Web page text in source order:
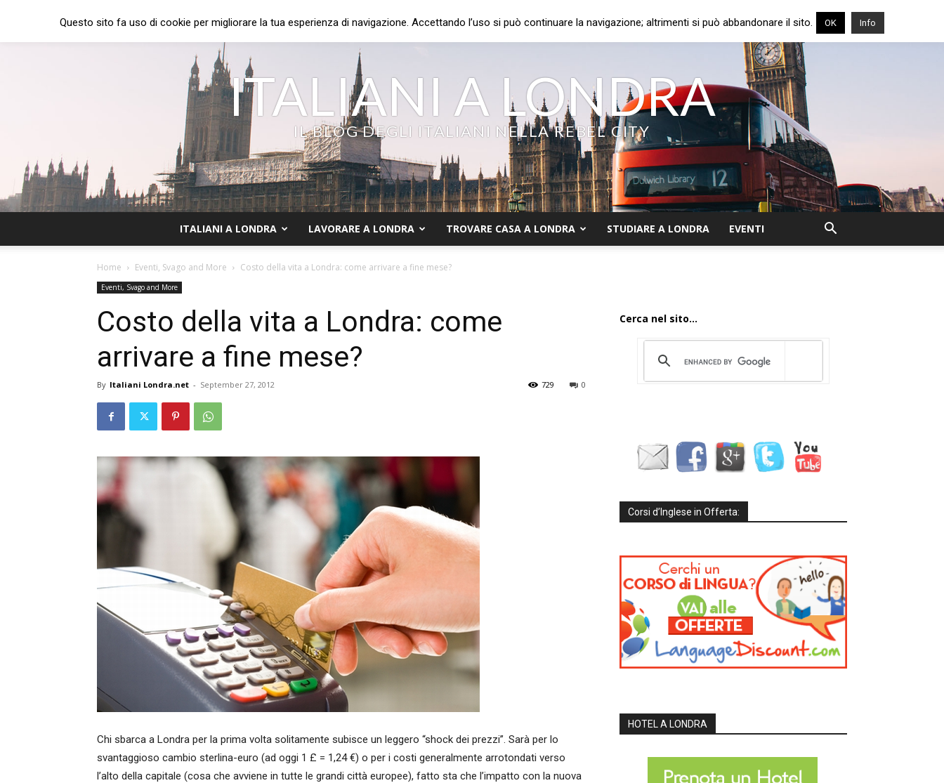
ITALIANI A LONDRA
IL BLOG DEGLI ITALIANI NELLA REBEL CITY
ITALIANI A LONDRA LAVORARE A LONDRA TROVARE CASA A LONDRA STUDIARE A LONDRA EVENTI
Home Eventi, Svago and More Costo della vita a Londra: come arrivare a fine mese?
Eventi, Svago and More
Costo della vita a Londra: come
arrivare a fine mese?
By Italiani Londra.net - September 27, 2012 0
729
Chi sbarca a Londra per la prima volta solitamente subisce un leggero “shock dei prezzi”. Sarà per lo
svantaggioso cambio sterlina-euro (ad oggi 1 £ = 1,24 €) o per i costi generalmente arrotondati verso
l’alto della capitale (cosa che avviene in tutte le grandi città europee), fatto sta che l’impatto con la nuova
Cerca nel sito...
Corsi d’Inglese in Offerta:
HOTEL A LONDRA
Questo sito fa uso di cookie per migliorare la tua esperienza di navigazione. Accettando l’uso si può continuare la navigazione; altrimenti si può abbandonare il sito. OK Info